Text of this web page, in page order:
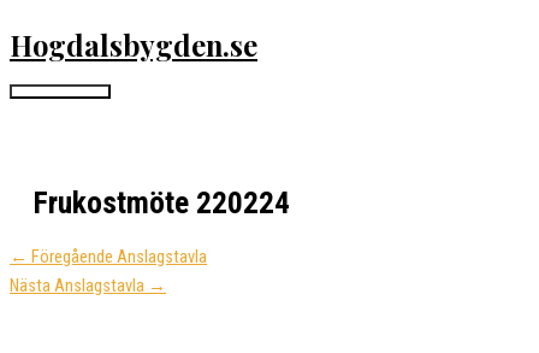
till
innehåll
Hogdalsbygden.se
Huvudmeny
Frukostmöte 220224
← Föregående Anslagstavla
Nästa Anslagstavla →